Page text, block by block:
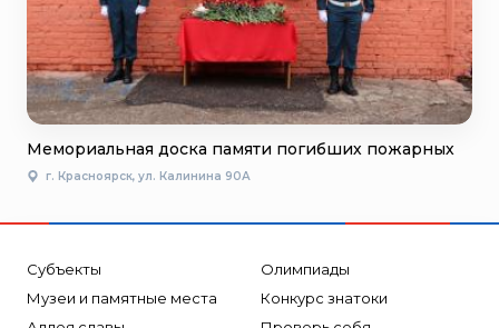
Мемориальная доска памяти погибших пожарных
г. Красноярск, ул. Калинина 90А
Субъекты
Музеи и памятные места
Олимпиады
Конкурс знатоки